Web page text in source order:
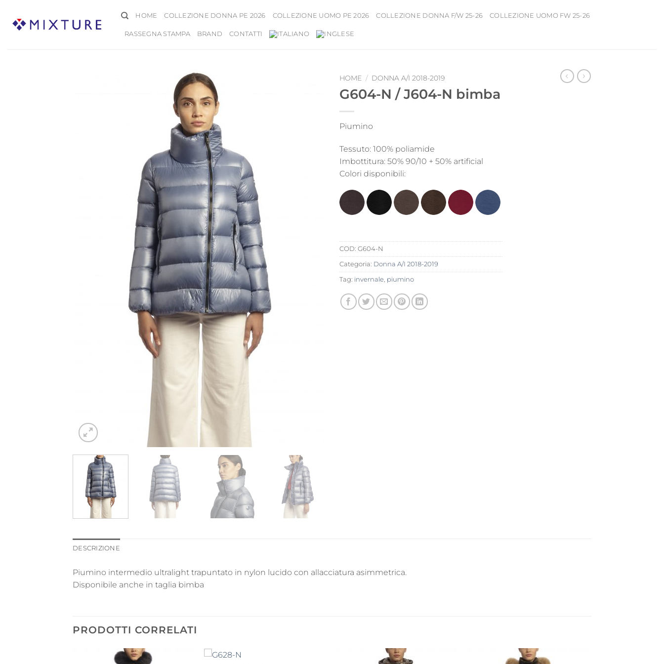
contenuti
HOME COLLEZIONE DONNA PE 2026 COLLEZIONE UOMO PE 2026 COLLEZIONE DONNA F/W 25-26 COLLEZIONE UOMO FW 25-26
RASSEGNA STAMPA BRAND CONTATTI
HOME / DONNA A/I 2018-2019
G604-N / J604-N bimba
Piumino
Tessuto: 100% poliamide
Imbottitura: 50% 90/10 + 50% artificial
Colori disponibili:
COD: G604-N
Categoria: Donna A/I 2018-2019
Tag: invernale, piumino
DESCRIZIONE
Piumino intermedio ultralight trapuntato in nylon lucido con allacciatura asimmetrica.
Disponibile anche in taglia bimba
PRODOTTI CORRELATI